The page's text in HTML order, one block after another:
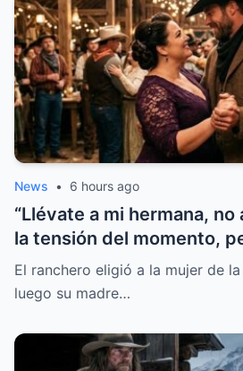
News • 6 hours ago
“Llévate a mi hermana, no
la tensión del momento,
tomó una decisión que
elegir a la mujer que
cambiando el rumbo de
parecía tener un final
El ranchero eligió a la mujer de
luego su madre…